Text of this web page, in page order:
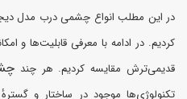
در این مطلب انواع چشمی درب مدل
کردیم. در ادامه با معرفی قابلیت‌ها و
قدیمی‌ترش مقایسه کردیم. هر چند
تکنولوژی‌ها موجود در ساختار و